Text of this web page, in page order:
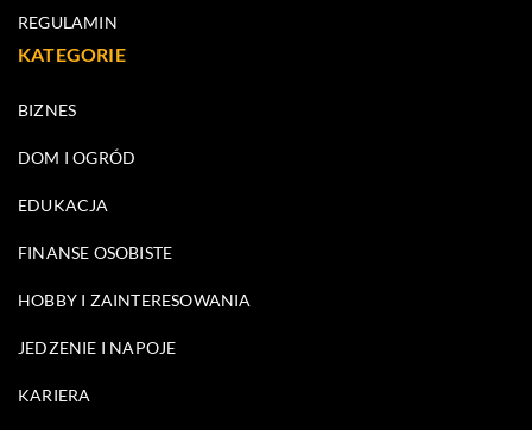
REGULAMIN
KATEGORIE
BIZNES
DOM I OGRÓD
EDUKACJA
FINANSE OSOBISTE
HOBBY I ZAINTERESOWANIA
JEDZENIE I NAPOJE
KARIERA